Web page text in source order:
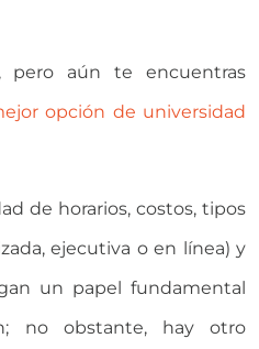
pero aún te encuentras
opción de universidad
de horarios, costos, tipos
ejecutiva o en línea) y
un papel fundamental
no obstante, hay otro